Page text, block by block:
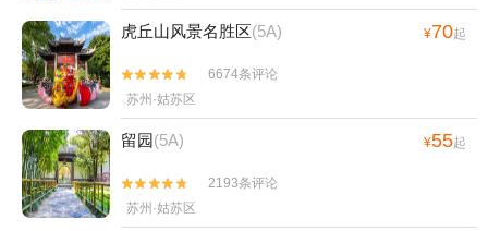
虎丘山风景名胜区(5A) ¥70起


6674条评论
苏州·姑苏区
留园(5A) ¥55起


2193条评论
苏州·姑苏区